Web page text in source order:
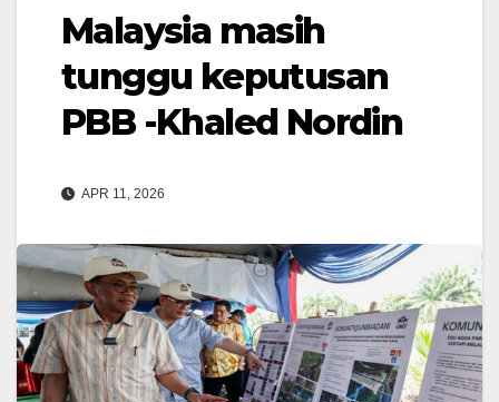
Malaysia masih
tunggu keputusan
PBB -Khaled Nordin
APR 11, 2026